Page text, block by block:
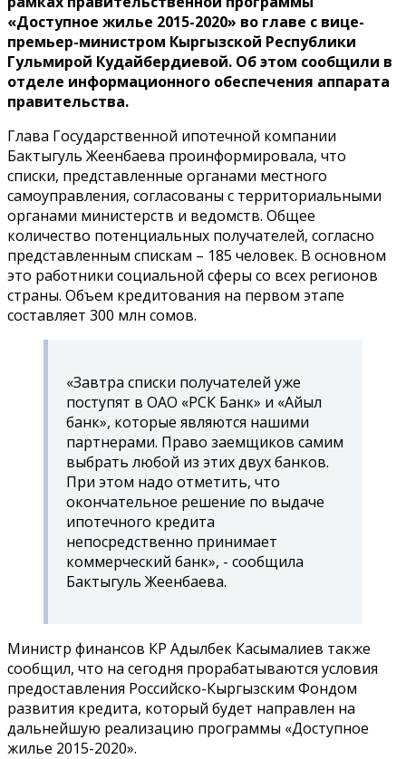
«Доступное жилье 2015-2020» во главе с вице-
премьер-министром Кыргызской Республики
Гульмирой Кудайбердиевой. Об этом сообщили в
отделе информационного обеспечения аппарата
правительства.
Глава Государственной ипотечной компании
Бактыгуль Жеенбаева проинформировала, что
списки, представленные органами местного
самоуправления, согласованы с территориальными
органами министерств и ведомств. Общее
количество потенциальных получателей, согласно
представленным спискам – 185 человек. В основном
это работники социальной сферы со всех регионов
страны. Объем кредитования на первом этапе
составляет 300 млн сомов.
«Завтра списки получателей уже
поступят в ОАО «РСК Банк» и «Айыл
банк», которые являются нашими
партнерами. Право заемщиков самим
выбрать любой из этих двух банков.
При этом надо отметить, что
окончательное решение по выдаче
ипотечного кредита
непосредственно принимает
коммерческий банк», - сообщила
Бактыгуль Жеенбаева.
Министр финансов КР Адылбек Касымалиев также
сообщил, что на сегодня прорабатываются условия
предоставления Российско-Кыргызским Фондом
развития кредита, который будет направлен на
дальнейшую реализацию программы «Доступное
жилье 2015-2020».